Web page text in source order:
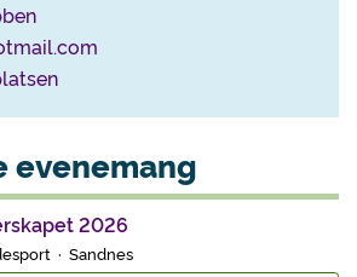
evenemang
2026
· Sandnes